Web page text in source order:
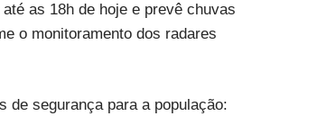
as 18h de hoje e prevê chuvas
o monitoramento dos radares
de segurança para a população: